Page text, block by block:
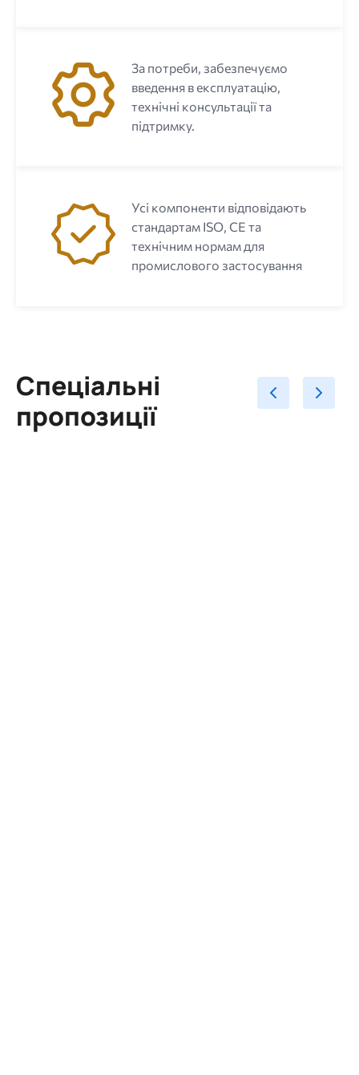
За потреби, забезпечуємо
введення в експлуатацію,
технічні консультації та
підтримку.
Усі компоненти відповідають
стандартам ISO, CE та
технічним нормам для
промислового застосування
Спеціальні
пропозиції